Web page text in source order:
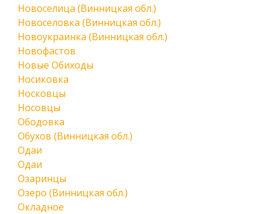
Новоселица (Винницкая обл.)
Новоселовка (Винницкая обл.)
Новоукраинка (Винницкая обл.)
Новофастов
Новые Обиходы
Носиковка
Носковцы
Носовцы
Ободовка
Обухов (Винницкая обл.)
Одаи
Одаи
Озаринцы
Озеро (Винницкая обл.)
Окладное